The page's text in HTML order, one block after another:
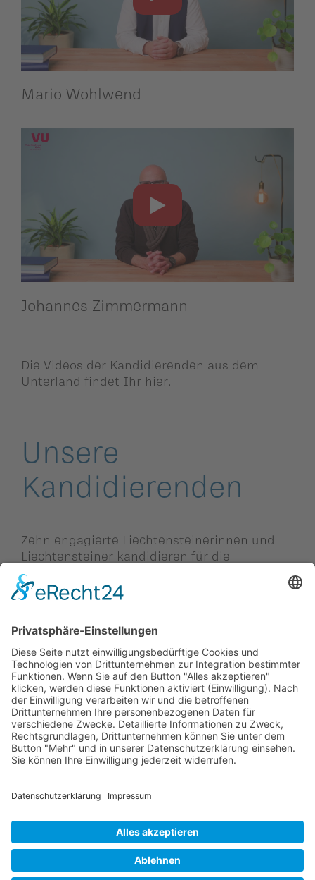
Mario Wohlwend
Johannes Zimmermann
Die Videos der Kandidierenden aus dem
Unterland findet Ihr hier.
Unsere
Kandidierenden
Zehn engagierte Liechtensteinerinnen und
Liechtensteiner kandidieren für die
Vaterländische Union im Wahlkreis
Unterland. Die Gesamtübersicht zu den
Personen und deren Profilen findet Ihr im